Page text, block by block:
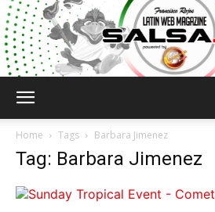
Home Tags Barbara Jimenez
Tag: Barbara Jimenez